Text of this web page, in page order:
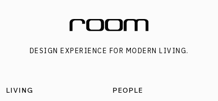
DESIGN EXPERIENCE FOR MODERN LIVING.
LIVING PEOPLE